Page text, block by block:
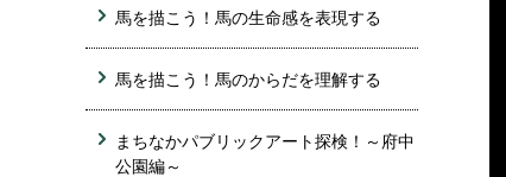
馬を描こう！馬の生命感を表現する
馬を描こう！馬のからだを理解する
まちなかパブリックアート探検！～府中
公園編～